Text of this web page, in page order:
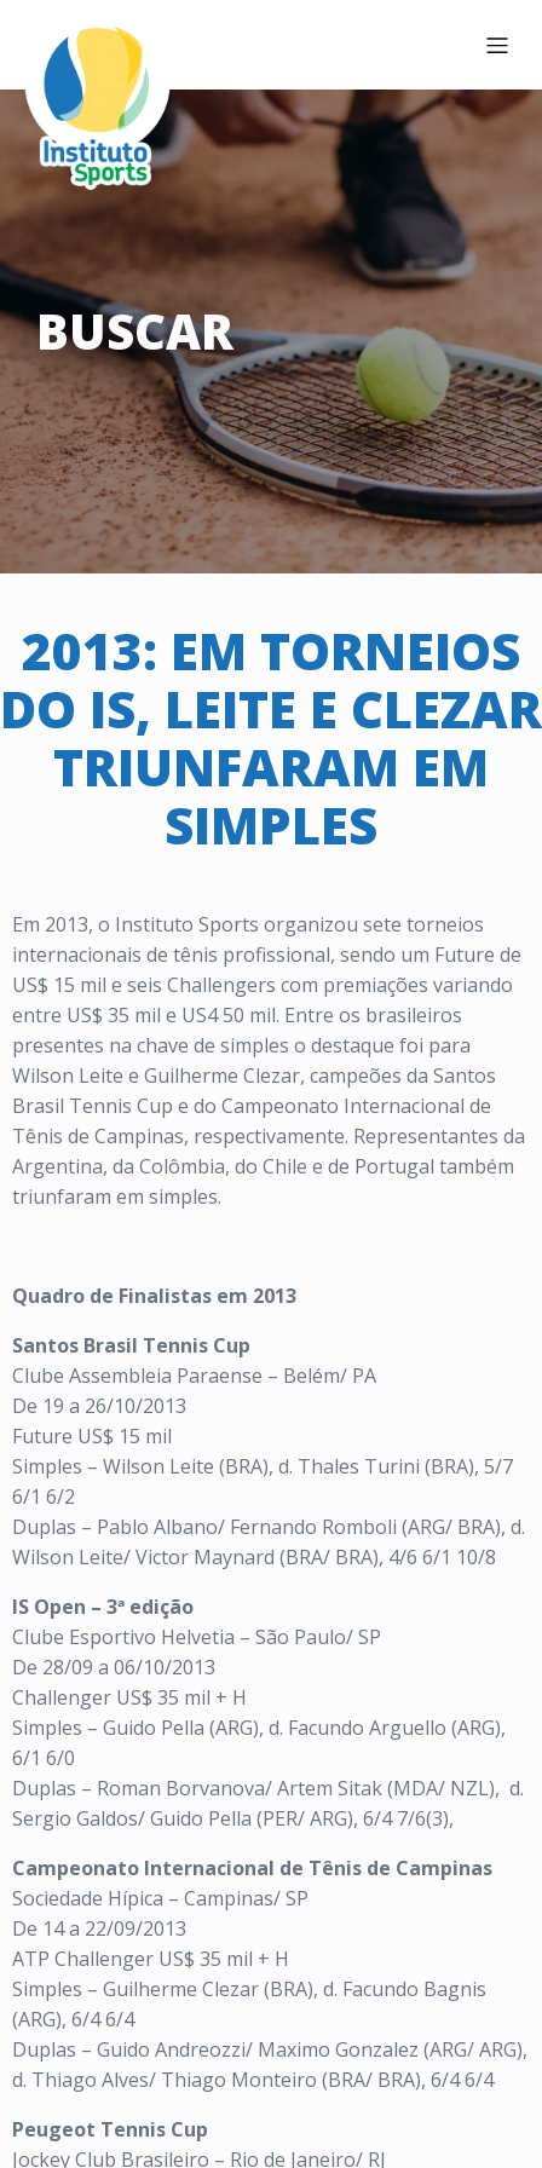
BUSCAR
2013: EM TORNEIOS
DO IS, LEITE E CLEZAR
TRIUNFARAM EM
SIMPLES
Em 2013, o Instituto Sports organizou sete torneios
internacionais de tênis profissional, sendo um Future de
US$ 15 mil e seis Challengers com premiações variando
entre US$ 35 mil e US4 50 mil. Entre os brasileiros
presentes na chave de simples o destaque foi para
Wilson Leite e Guilherme Clezar, campeões da Santos
Brasil Tennis Cup e do Campeonato Internacional de
Tênis de Campinas, respectivamente. Representantes da
Argentina, da Colômbia, do Chile e de Portugal também
triunfaram em simples.
Quadro de Finalistas em 2013
Santos Brasil Tennis Cup
Clube Assembleia Paraense – Belém/ PA
De 19 a 26/10/2013
Future US$ 15 mil
Simples – Wilson Leite (BRA), d. Thales Turini (BRA), 5/7
6/1 6/2
Duplas – Pablo Albano/ Fernando Romboli (ARG/ BRA), d.
Wilson Leite/ Victor Maynard (BRA/ BRA), 4/6 6/1 10/8
IS Open – 3ª edição
Clube Esportivo Helvetia – São Paulo/ SP
De 28/09 a 06/10/2013
Challenger US$ 35 mil + H
Simples – Guido Pella (ARG), d. Facundo Arguello (ARG),
6/1 6/0
Duplas – Roman Borvanova/ Artem Sitak (MDA/ NZL), d.
Sergio Galdos/ Guido Pella (PER/ ARG), 6/4 7/6(3),
Campeonato Internacional de Tênis de Campinas
Sociedade Hípica – Campinas/ SP
De 14 a 22/09/2013
ATP Challenger US$ 35 mil + H
Simples – Guilherme Clezar (BRA), d. Facundo Bagnis
(ARG), 6/4 6/4
Duplas – Guido Andreozzi/ Maximo Gonzalez (ARG/ ARG),
d. Thiago Alves/ Thiago Monteiro (BRA/ BRA), 6/4 6/4
Peugeot Tennis Cup
Jockey Club Brasileiro – Rio de Janeiro/ RJ